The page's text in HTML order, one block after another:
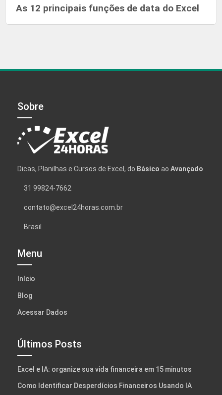
As 12 principais funções de data do Excel
Sobre
Dicas, Planilhas e Cursos de Excel, do Básico ao Avançado.
31 99824-7662
contato@excel24horas.com.br
Brasil
Menu
Início
Blog
Acessar Dados
Últimos Posts
Excel e IA: organize sua vida financeira em 15 minutos
Como Identificar Desperdícios Financeiros Usando IA